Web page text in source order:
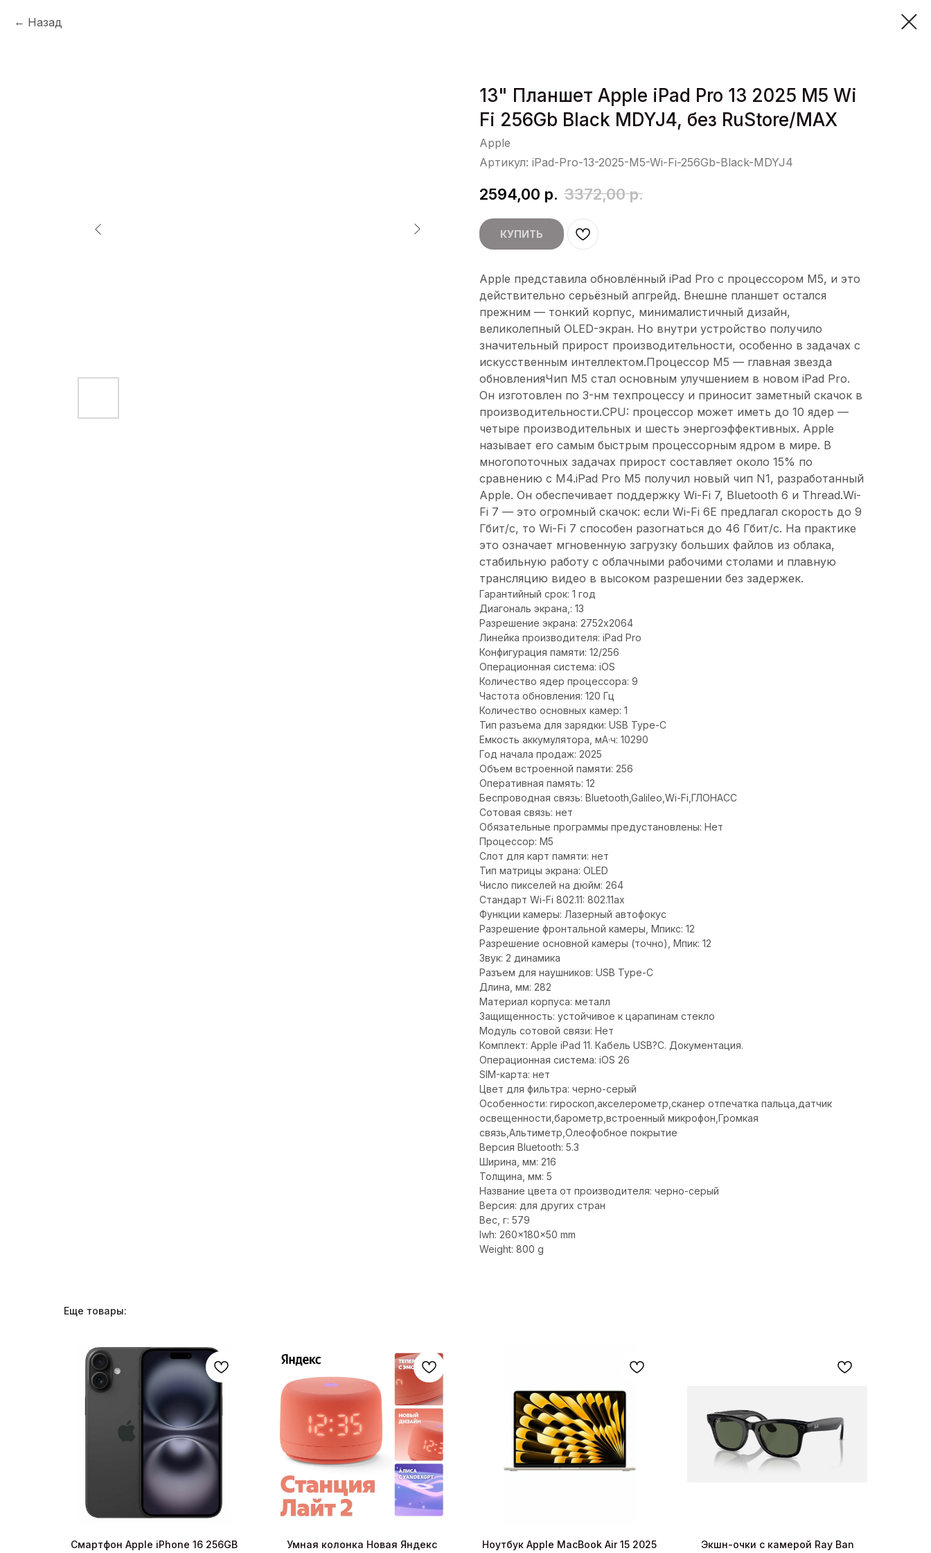
Назад
13" Планшет Apple iPad Pro 13 2025 M5 Wi
Fi 256Gb Black MDYJ4, без RuStore/MAX
Apple
Артикул: iPad-Pro-13-2025-M5-Wi-Fi-256Gb-Black-MDYJ4
2594,00 р. 3372,00 р.
КУПИТЬ
Apple представила обновлённый iPad Pro с процессором M5, и это
действительно серьёзный апгрейд. Внешне планшет остался
прежним — тонкий корпус, минималистичный дизайн,
великолепный OLED-экран. Но внутри устройство получило
значительный прирост производительности, особенно в задачах с
искусственным интеллектом.Процессор M5 — главная звезда
обновленияЧип M5 стал основным улучшением в новом iPad Pro.
Он изготовлен по 3-нм техпроцессу и приносит заметный скачок в
производительности.CPU: процессор может иметь до 10 ядер —
четыре производительных и шесть энергоэффективных. Apple
называет его самым быстрым процессорным ядром в мире. В
многопоточных задачах прирост составляет около 15% по
сравнению с M4.iPad Pro M5 получил новый чип N1, разработанный
Apple. Он обеспечивает поддержку Wi-Fi 7, Bluetooth 6 и Thread.Wi-
Fi 7 — это огромный скачок: если Wi-Fi 6E предлагал скорость до 9
Гбит/с, то Wi-Fi 7 способен разогнаться до 46 Гбит/с. На практике
это означает мгновенную загрузку больших файлов из облака,
стабильную работу с облачными рабочими столами и плавную
трансляцию видео в высоком разрешении без задержек.
Гарантийный срок: 1 год
Диагональ экрана,: 13
Разрешение экрана: 2752x2064
Линейка производителя: iPad Pro
Конфигурация памяти: 12/256
Операционная система: iOS
Количество ядер процессора: 9
Частота обновления: 120 Гц
Количество основных камер: 1
Тип разъема для зарядки: USB Type-C
Емкость аккумулятора, мА·ч: 10290
Год начала продаж: 2025
Объем встроенной памяти: 256
Оперативная память: 12
Беспроводная связь: Bluetooth,Galileo,Wi-Fi,ГЛОНАСС
Сотовая связь: нет
Обязательные программы предустановлены: Нет
Процессор: M5
Слот для карт памяти: нет
Тип матрицы экрана: OLED
Число пикселей на дюйм: 264
Стандарт Wi-Fi 802.11: 802.11ax
Функции камеры: Лазерный автофокус
Разрешение фронтальной камеры, Мпикс: 12
Разрешение основной камеры (точно), Мпик: 12
Звук: 2 динамика
Разъем для наушников: USB Type-C
Длина, мм: 282
Материал корпуса: металл
Защищенность: устойчивое к царапинам стекло
Модуль сотовой связи: Нет
Комплект: Apple iPad 11. Кабель USB?С. Документация.
Операционная система: iOS 26
SIM-карта: нет
Цвет для фильтра: черно-серый
Особенности: гироскоп,акселерометр,cканер отпечатка пальца,датчик
освещенности,барометр,встроенный микрофон,Громкая
связь,Альтиметр,Олеофобное покрытие
Версия Bluetooth: 5.3
Ширина, мм: 216
Толщина, мм: 5
Название цвета от производителя: черно-серый
Версия: для других стран
Вес, г: 579
lwh: 260x180x50 mm
Weight: 800 g
Еще товары:
Смартфон Apple iPhone 16 256GB
Умная колонка Новая Яндекс
Ноутбук Apple MacBook Air 15 2025
Экшн-очки с камерой Ray Ban